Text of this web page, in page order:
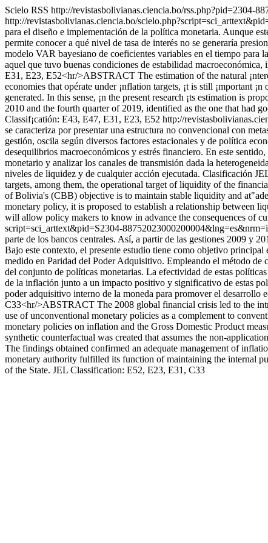
Scielo RSS http://revistasbolivianas.ciencia.bo/rss.php?pid=2304-
http://revistasbolivianas.ciencia.bo/
para el diseño e implementación de la política monetaria. Aunque
permite conocer a qué nivel de tasa de interés no se generaría
modelo VAR bayesiano de coeficientes variables en el tiempo
aquel que tuvo buenas condiciones de estabilidad
E31, E23, E52<hr/>ABSTRACT The estimation of the natural
economies that opérate under ¡nflation targets, ¡t is still ¡mportant
generated. In this sense, ¡n the present research ¡ts estimation is
2010 and the fourth quarter of 2019, identified as the one that had
Classif¡catión: E43, E47, E31, E23, E52 http://
se caracteriza por presentar una estructura no convencional con
gestión, oscila según diversos factores estacionales y de política
desequilibrios macroeconómicos y estrés financiero. En este
monetario y analizar los canales de transmisión dada la
niveles de liquidez y de cualquier acción ejecutada. Clasificación
targets, among them, the operational target of liquidity of the
of Bolivia's (CBB) objective is to maintain stable liquidity and
monetary policy, it is proposed to establish a relationship between
will allow policy makers to know in advance the consequences of
script=sci_arttext&pid=S2304-
parte de los bancos centrales. Así, a partir de las gestiones 2009 y
Bajo este contexto, el presente estudio tiene como objetivo
medido en Paridad del Poder Adquisitivo. Empleando el método de
del conjunto de políticas monetarias. La efectividad de estas
de la inflación junto a un impacto positivo y significativo de estas
poder adquisitivo interno de la moneda para promover el
C33<hr/>ABSTRACT The 2008 global financial crisis led to the
use of unconventional monetary policies as a complement to
monetary policies on inflation and the Gross Domestic Product
synthetic counterfactual was created that assumes the non-
The findings obtained confirmed an adequate management of
monetary authority fulfilled its function of maintaining the internal
of the State. JEL Classification: E52, E23, E31, C33